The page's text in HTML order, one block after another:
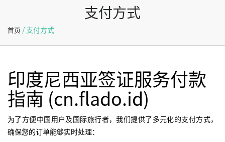
支付方式
首页 / 支付方式
印度尼西亚签证服务付款
指南 (cn.flado.id)
为了方便中国用户及国际旅行者，我们提供了多元化的支付方式，
确保您的订单能够实时处理：